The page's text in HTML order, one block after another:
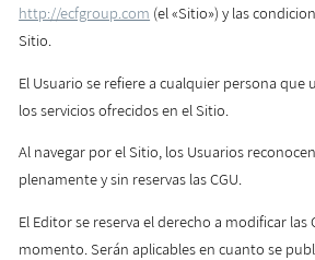
http://ecfgroup.com (el «Sitio») y las
Sitio.
El Usuario se refiere a cualquier persona que
los servicios ofrecidos en el Sitio.
Al navegar por el Sitio, los Usuarios
plenamente y sin reservas las CGU.
El Editor se reserva el derecho a modificar las
momento. Serán aplicables en cuanto se